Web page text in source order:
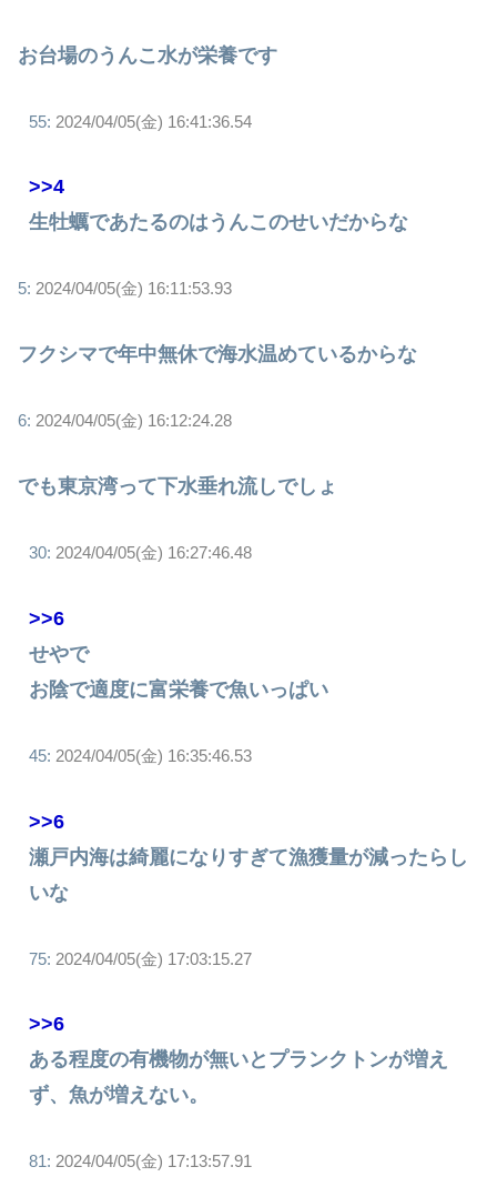
お台場のうんこ水が栄養です
55: 2024/04/05(金) 16:41:36.54
>>4
生牡蠣であたるのはうんこのせいだからな
5: 2024/04/05(金) 16:11:53.93
フクシマで年中無休で海水温めているからな
6: 2024/04/05(金) 16:12:24.28
でも東京湾って下水垂れ流しでしょ
30: 2024/04/05(金) 16:27:46.48
>>6
せやで
お陰で適度に富栄養で魚いっぱい
45: 2024/04/05(金) 16:35:46.53
>>6
瀬戸内海は綺麗になりすぎて漁獲量が減ったらし
いな
75: 2024/04/05(金) 17:03:15.27
>>6
ある程度の有機物が無いとプランクトンが増え
ず、魚が増えない。
81: 2024/04/05(金) 17:13:57.91